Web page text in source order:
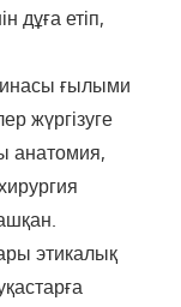
дұға етіп,
ғылыми
жүргізуге
анатомия,
этикалық